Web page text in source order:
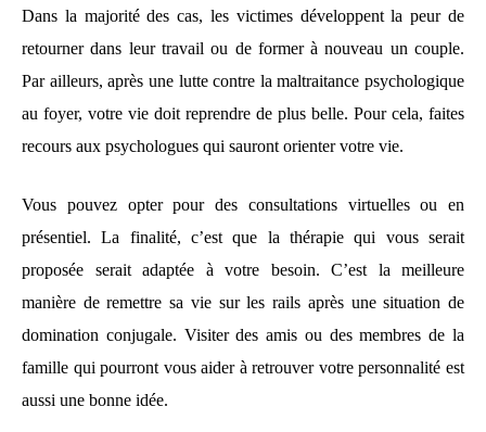
Dans la majorité des cas, les victimes développent la peur de
retourner dans leur travail ou de former à nouveau un couple.
Par ailleurs, après une lutte contre la maltraitance psychologique
au foyer, votre vie doit reprendre de plus belle. Pour cela, faites
recours aux psychologues qui sauront orienter votre vie.
Vous pouvez opter pour des consultations virtuelles ou en
présentiel. La finalité, c’est que la thérapie qui vous serait
proposée serait adaptée à votre besoin. C’est la meilleure
manière de remettre sa vie sur les rails après une situation de
domination conjugale. Visiter des amis ou des membres de la
famille qui pourront vous aider à retrouver votre personnalité est
aussi une bonne idée.